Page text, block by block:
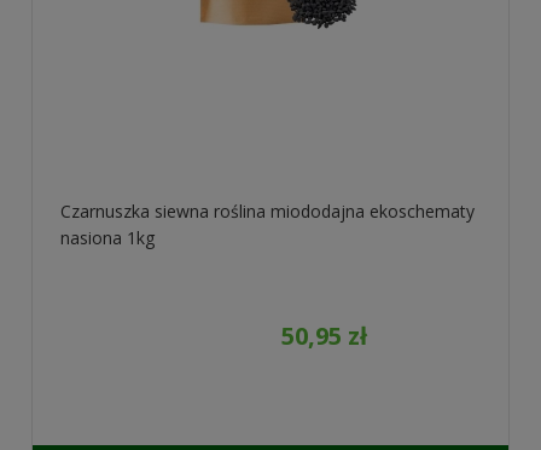
Czarnuszka siewna roślina miododajna ekoschematy
nasiona 1kg
50,95 zł